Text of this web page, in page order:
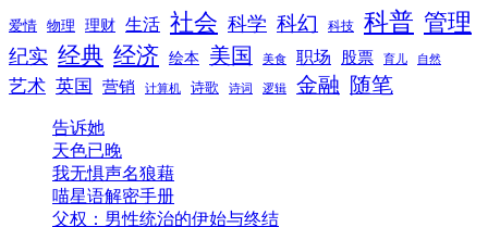
爱情 物理 理财 生活 社会 科学 科幻 科技 科普 管理
纪实 经典 经济 绘本 美国 美食 职场 股票 育儿 自然
艺术 英国 营销 计算机 诗歌 诗词 逻辑 金融 随笔
告诉她
天色已晚
我无惧声名狼藉
喵星语解密手册
父权：男性统治的伊始与终结